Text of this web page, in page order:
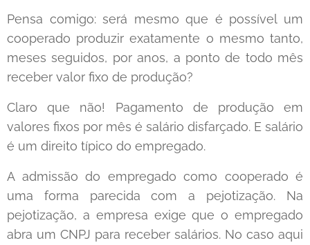
Pensa comigo: será mesmo que é possível um
cooperado produzir exatamente o mesmo tanto,
meses seguidos, por anos, a ponto de todo mês
receber valor fixo de produção?
Claro que não! Pagamento de produção em
valores fixos por mês é salário disfarçado. E salário
é um direito típico do empregado.
A admissão do empregado como cooperado é
uma forma parecida com a pejotização. Na
pejotização, a empresa exige que o empregado
abra um CNPJ para receber salários. No caso aqui